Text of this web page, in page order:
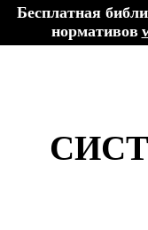
Бесплатная
нормативов